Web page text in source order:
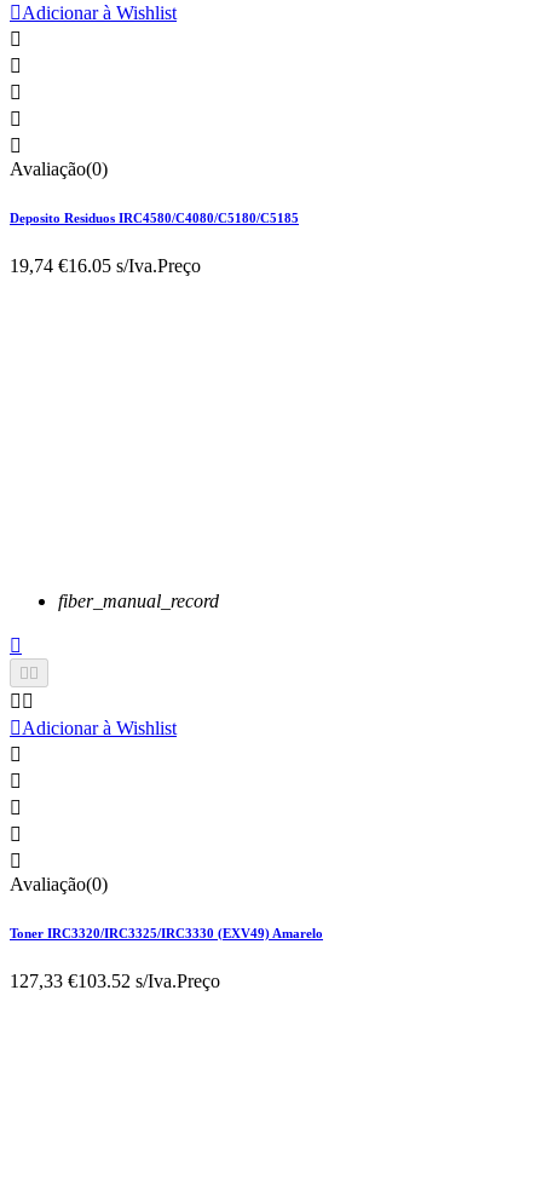
Adicionar à Wishlist





Avaliação(0)
Deposito Residuos IRC4580/C4080/C5180/C5185
19,74 €16.05 s/Iva.Preço
fiber_manual_record


 
Adicionar à Wishlist





Avaliação(0)
Toner IRC3320/IRC3325/IRC3330 (EXV49) Amarelo
127,33 €103.52 s/Iva.Preço